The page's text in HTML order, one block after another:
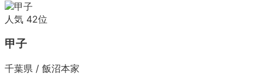
人気 42位
甲子
千葉県 / 飯沼本家